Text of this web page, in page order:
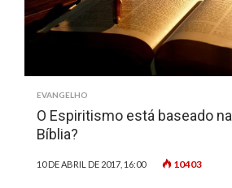
EVANGELHO
O Espiritismo está baseado na
Bíblia?
10 DE ABRIL DE 2017, 16:00 10403